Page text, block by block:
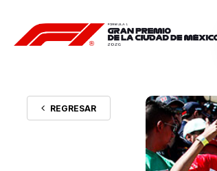
REGRESAR